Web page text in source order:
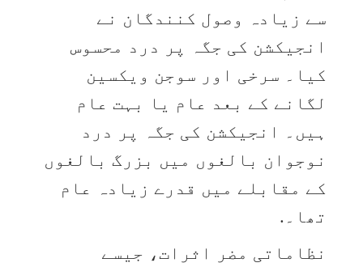
سے زیادہ وصول کنندگان نے
انجیکشن کی جگہ پر درد محسوس
کیا۔ سرخی اور سوجن ویکسین
لگانے کے بعد عام یا بہت عام
ہیں۔ انجیکشن کی جگہ پر درد
نوجوان بالغوں میں بزرگ بالغوں
کے مقابلے میں قدرے زیادہ عام
تھا۔.
نظاماتی مضر اثرات، جیسے